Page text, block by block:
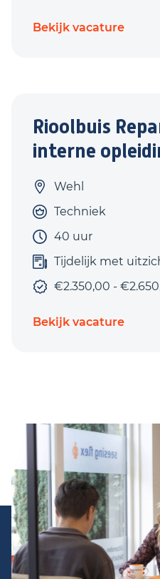
Bekijk vacature
Rioolbuis
interne
Wehl
Techniek
40 uur
Tijdelijk met
€2.350,00 -
Bekijk vacature